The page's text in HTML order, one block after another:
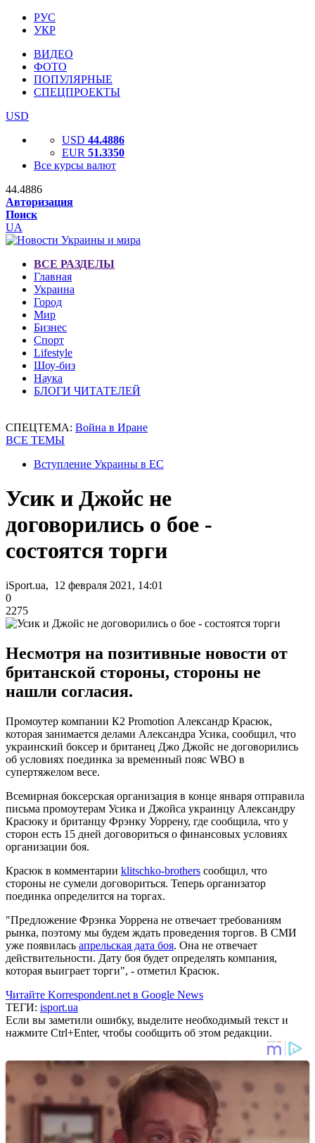
РУС
УКР
ВИДЕО
ФОТО
ПОПУЛЯРНЫЕ
СПЕЦПРОЕКТЫ
USD
USD 44.4886
EUR 51.3350
Все курсы валют
44.4886
Авторизация
Поиск
UA
ВСЕ РАЗДЕЛЫ
Главная
Украина
Город
Мир
Бизнес
Спорт
Lifestyle
Шоу-биз
Наука
БЛОГИ ЧИТАТЕЛЕЙ
СПЕЦТЕМА: Война в Иране
ВСЕ ТЕМЫ
Вступление Украины в ЕС
Усик и Джойс не
договорились о бое -
состоятся торги
iSport.ua, 12 февраля 2021, 14:01
0
2275
Несмотря на позитивные новости от
британской стороны, стороны не
нашли согласия.
Промоутер компании К2 Promotion Александр Красюк,
которая занимается делами Александра Усика, сообщил, что
украинский боксер и британец Джо Джойс не договорились
об условиях поединка за временный пояс WBO в
супертяжелом весе.
Всемирная боксерская организация в конце января отправила
письма промоутерам Усика и Джойса украинцу Александру
Красюку и британцу Фрэнку Уоррену, где сообщила, что у
сторон есть 15 дней договориться о финансовых условиях
организации боя.
Красюк в комментарии klitschko-brothers сообщил, что
стороны не сумели договориться. Теперь организатор
поединка определится на торгах.
"Предложение Фрэнка Уоррена не отвечает требованиям
рынка, поэтому мы будем ждать проведения торгов. В СМИ
уже появилась апрельская дата боя. Она не отвечает
действительности. Дату боя будет определять компания,
которая выиграет торги", - отметил Красюк.
Читайте Korrespondent.net в Google News
ТЕГИ: isport.ua
Если вы заметили ошибку, выделите необходимый текст и
нажмите Ctrl+Enter, чтобы сообщить об этом редакции.